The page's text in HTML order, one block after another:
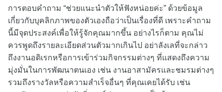
การตอบคำถาม “ช่วยแนะนำตัวให้ฟังหน่อยค่ะ” ด้วยข้อมูล
เกี่ยวกับบุคลิกภาพของตัวเองถือว่าเป็นเรื่องที่ดี เพราะคำถาม
นี้มีจุดประสงค์เพื่อให้รู้จักคุณมากขึ้น อย่างไรก็ตาม คุณไม่
ควรพูดถึงรายละเอียดส่วนตัวมากเกินไป อย่าลังเลที่จะกล่าว
ถึงงานอดิเรกหรือการเข้าร่วมกิจกรรมต่างๆ ที่แสดงถึงความ
มุ่งมั่นในการพัฒนาตนเอง เช่น งานอาสามัครและชมรมต่างๆ
รวมถึงรางวัลหรือความสำเร็จอื่นๆ ที่คุณเคยได้รับ เช่น